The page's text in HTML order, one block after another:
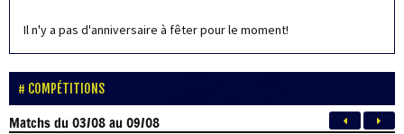
Il n'y a pas d'anniversaire à fêter pour le moment!
COMPÉTITIONS
Matchsdu 03/08 au 09/08